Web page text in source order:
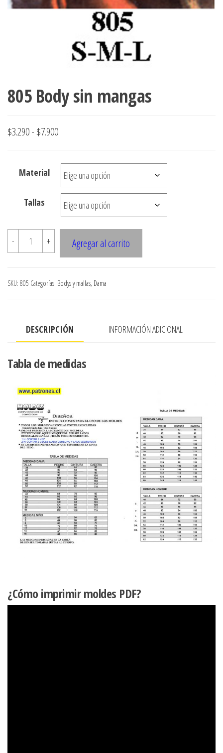
805 Body sin mangas
$3.290- $7.900Rango
precios:
desde
$3.290
hasta
$7.900
Material
Tallas
-
Body
mangas
cantidad
+ Agregar al carrito
SKU: 805 Categorías: Bodys y mallas, Dama
DESCRIPCIÓN INFORMACIÓN ADICIONAL
Tabla de medidas
¿Cómo imprimir moldes PDF?